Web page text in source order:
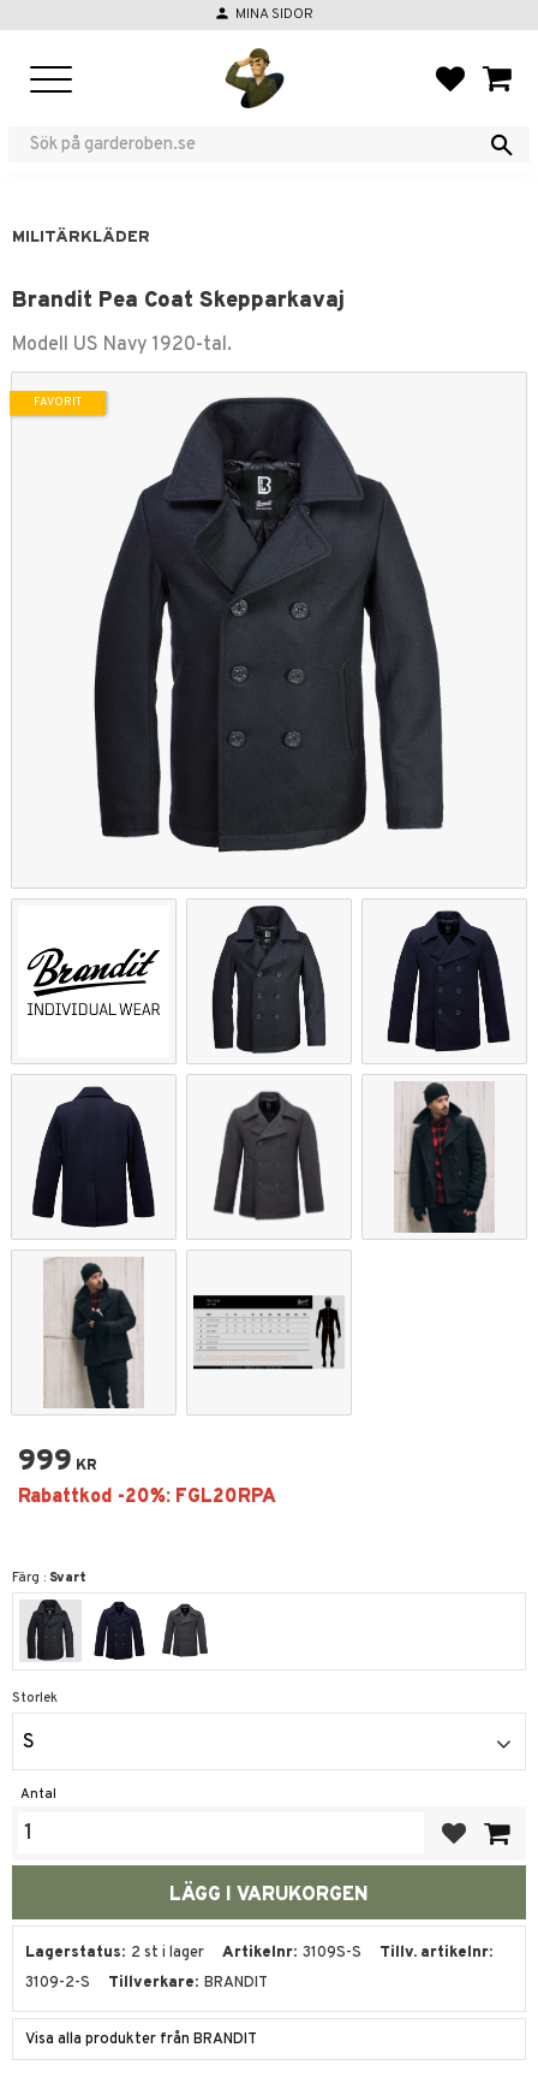
person MINA SIDOR
MILITÄRKLÄDER
Brandit Pea Coat Skepparkavaj
Modell US Navy 1920-tal.
FAVORIT
999 KR
Färg : Svart
Storlek
S
Antal
Lagerstatus 2 st i lager Artikelnr 3109S-S
Tillv. artikelnr
3109-2-S
Tillverkare BRANDIT
Visa alla produkter från BRANDIT